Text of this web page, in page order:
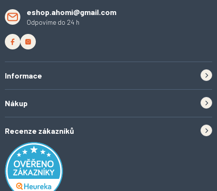
eshop.ahomi@gmail.com
Odpovíme do 24 h
Informace
Tipy do kuchyně
Inspirace a trendy
Domácí vychytávky
O Ahomi
Nákup
Odstoupení od smlouvy
Obchodní podmínky
Ochrana osobních údajů
Recenze zákazníků